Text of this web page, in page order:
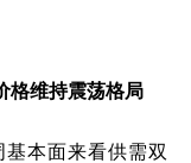
格维持震荡格局
本面来看供需双